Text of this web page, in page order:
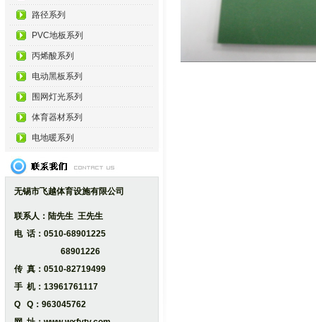
路径系列
PVC地板系列
丙烯酸系列
电动黑板系列
围网灯光系列
体育器材系列
电地暖系列
无锡市飞越体育设施有限公司
联系人：陆先生 王先生
电 话：0510-68901225
68901226
传 真：0510-82719499
手 机：13961761117
Q Q：963045762